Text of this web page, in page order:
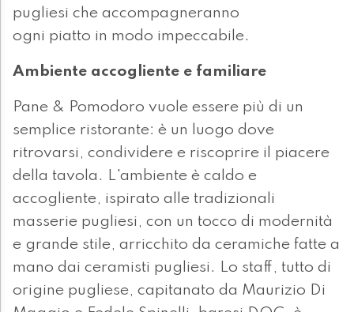
pugliesi che accompagneranno
ogni piatto in modo impeccabile.
Ambiente accogliente e familiare
Pane & Pomodoro vuole essere più di un
semplice ristorante: è un luogo dove
ritrovarsi, condividere e riscoprire il piacere
della tavola. L'ambiente è caldo e
accogliente, ispirato alle tradizionali
masserie pugliesi, con un tocco di modernità
e grande stile, arricchito da ceramiche fatte a
mano dai ceramisti pugliesi. Lo staff, tutto di
origine pugliese, capitanato da Maurizio Di